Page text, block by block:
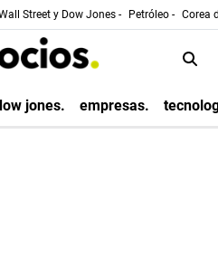
Street y Dow Jones - Petróleo - Corea
jones. empresas.